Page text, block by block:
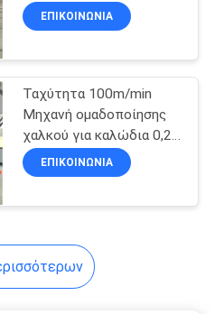
42
Αυτοματοποιημένη 0,2-
1,04mm Συσκευαστής
ΕΠΙΚΟΙΝΩΝΊΑ
Ταχύτητα 100m/min
Μηχανή ομαδοποίησης
χαλκού για καλώδια 0,2-
1,04mm - 4500KG 100-
300kg/h
ΕΠΙΚΟΙΝΩΝΊΑ